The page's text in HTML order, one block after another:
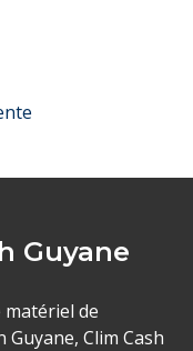
Guyane
de
Clim Cash